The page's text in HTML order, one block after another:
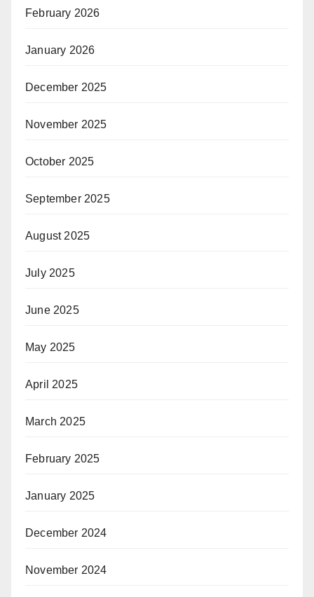
February 2026
January 2026
December 2025
November 2025
October 2025
September 2025
August 2025
July 2025
June 2025
May 2025
April 2025
March 2025
February 2025
January 2025
December 2024
November 2024